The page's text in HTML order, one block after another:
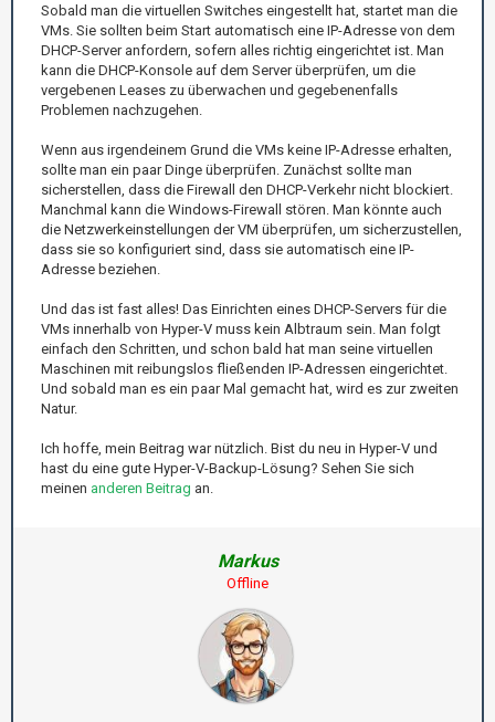
Sobald man die virtuellen Switches eingestellt hat, startet man die
VMs. Sie sollten beim Start automatisch eine IP-Adresse von dem
DHCP-Server anfordern, sofern alles richtig eingerichtet ist. Man
kann die DHCP-Konsole auf dem Server überprüfen, um die
vergebenen Leases zu überwachen und gegebenenfalls
Problemen nachzugehen.
Wenn aus irgendeinem Grund die VMs keine IP-Adresse erhalten,
sollte man ein paar Dinge überprüfen. Zunächst sollte man
sicherstellen, dass die Firewall den DHCP-Verkehr nicht blockiert.
Manchmal kann die Windows-Firewall stören. Man könnte auch
die Netzwerkeinstellungen der VM überprüfen, um sicherzustellen,
dass sie so konfiguriert sind, dass sie automatisch eine IP-
Adresse beziehen.
Und das ist fast alles! Das Einrichten eines DHCP-Servers für die
VMs innerhalb von Hyper-V muss kein Albtraum sein. Man folgt
einfach den Schritten, und schon bald hat man seine virtuellen
Maschinen mit reibungslos fließenden IP-Adressen eingerichtet.
Und sobald man es ein paar Mal gemacht hat, wird es zur zweiten
Natur.
Ich hoffe, mein Beitrag war nützlich. Bist du neu in Hyper-V und
hast du eine gute Hyper-V-Backup-Lösung? Sehen Sie sich
meinen anderen Beitrag an.
Markus
Offline